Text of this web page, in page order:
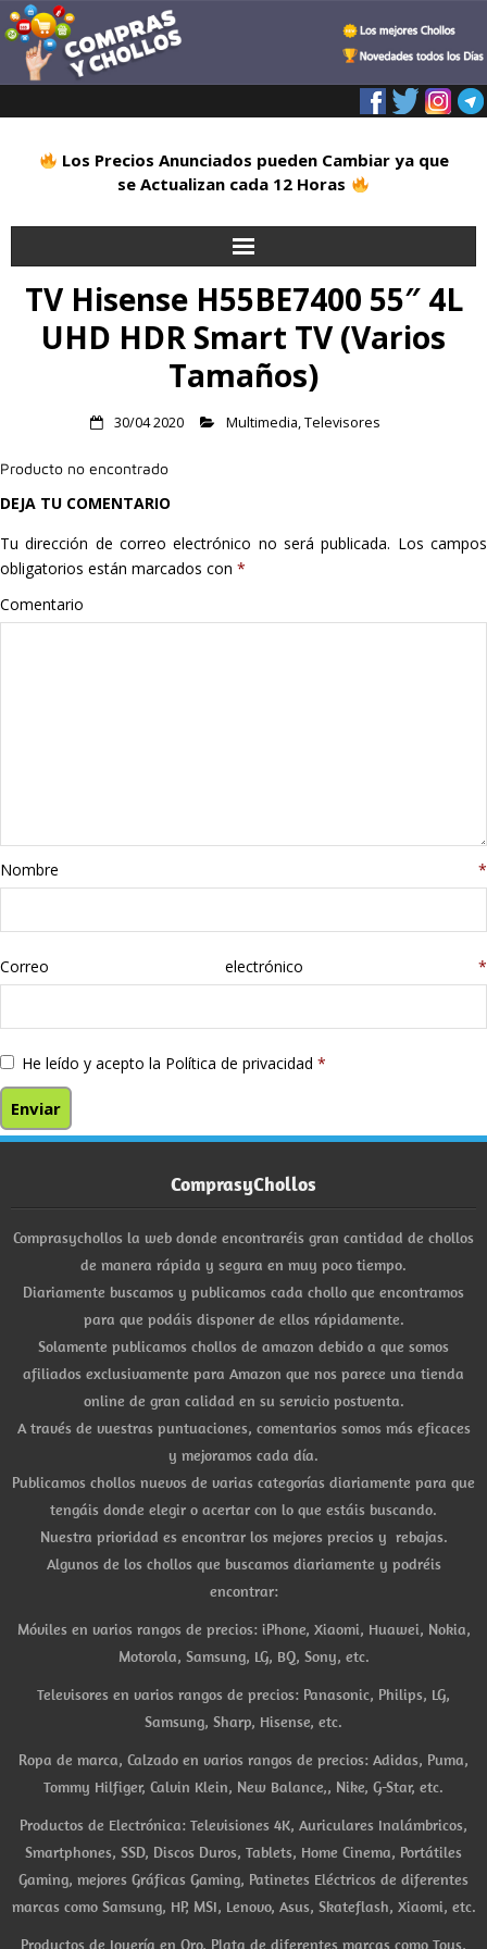
Los Precios Anunciados pueden Cambiar ya que
se Actualizan cada 12 Horas
Inicio
Alimentación
Hogar
Informática
Listas
libros
TV Hisense H55BE7400 55″ 4L
UHD HDR Smart TV (Varios
Tamaños)
30/04 2020 Multimedia,Televisores
Producto no encontrado
DEJA TU COMENTARIO
Tu dirección de correo electrónico no será publicada. Los campos
obligatorios están marcados con *
Comentario
Nombre *
Correo electrónico *
He leído y acepto la Política de privacidad *
ComprasyChollos
Comprasychollos la web donde encontraréis gran cantidad de chollos
de manera rápida y segura en muy poco tiempo.
Diariamente buscamos y publicamos cada chollo que encontramos
para que podáis disponer de ellos rápidamente.
Solamente publicamos chollos de amazon debido a que somos
afiliados exclusivamente para Amazon que nos parece una tienda
online de gran calidad en su servicio postventa.
A través de vuestras puntuaciones, comentarios somos más eficaces
y mejoramos cada día.
Publicamos chollos nuevos de varias categorías diariamente para que
tengáis donde elegir o acertar con lo que estáis buscando.
Nuestra prioridad es encontrar los mejores precios y rebajas.
Algunos de los chollos que buscamos diariamente y podréis
encontrar:
Móviles en varios rangos de precios: iPhone, Xiaomi, Huawei, Nokia,
Motorola, Samsung, LG, BQ, Sony, etc.
Televisores en varios rangos de precios: Panasonic, Philips, LG,
Samsung, Sharp, Hisense, etc.
Ropa de marca, Calzado en varios rangos de precios: Adidas, Puma,
Tommy Hilfiger, Calvin Klein, New Balance,, Nike, G-Star, etc.
Productos de Electrónica: Televisiones 4K, Auriculares Inalámbricos,
Smartphones, SSD, Discos Duros, Tablets, Home Cinema, Portátiles
Gaming, mejores Gráficas Gaming, Patinetes Eléctricos de diferentes
marcas como Samsung, HP, MSI, Lenovo, Asus, Skateflash, Xiaomi, etc.
Productos de Joyería en Oro, Plata de diferentes marcas como Tous,